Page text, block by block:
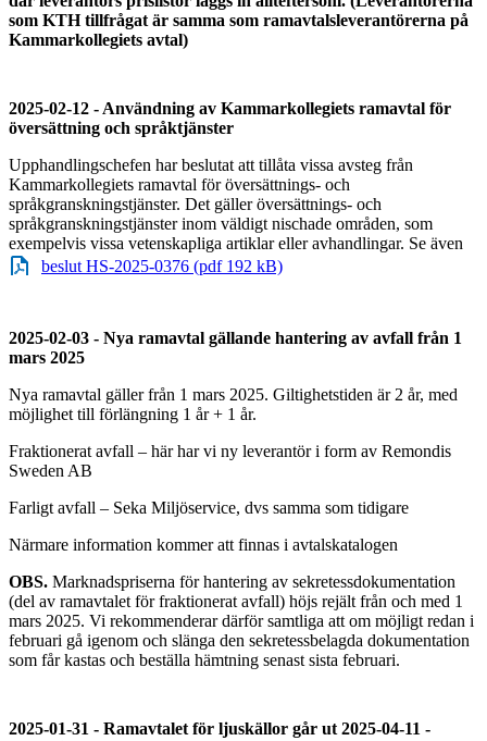
som KTH tillfrågat är samma som ramavtalsleverantörerna på
Kammarkollegiets avtal)
2025-02-12 - Användning av Kammarkollegiets ramavtal för
översättning och språktjänster
Upphandlingschefen har beslutat att tillåta vissa avsteg från
Kammarkollegiets ramavtal för översättnings- och
språkgranskningstjänster. Det gäller översättnings- och
språkgranskningstjänster inom väldigt nischade områden, som
exempelvis vissa vetenskapliga artiklar eller avhandlingar. Se även
beslut HS-2025-0376 (pdf 192 kB)
2025-02-03 - Nya ramavtal gällande hantering av avfall från 1
mars 2025
Nya ramavtal gäller från 1 mars 2025. Giltighetstiden är 2 år, med
möjlighet till förlängning 1 år + 1 år.
Fraktionerat avfall – här har vi ny leverantör i form av Remondis
Sweden AB
Farligt avfall – Seka Miljöservice, dvs samma som tidigare
Närmare information kommer att finnas i avtalskatalogen
OBS. Marknadspriserna för hantering av sekretessdokumentation
(del av ramavtalet för fraktionerat avfall) höjs rejält från och med 1
mars 2025. Vi rekommenderar därför samtliga att om möjligt redan i
februari gå igenom och slänga den sekretessbelagda dokumentation
som får kastas och beställa hämtning senast sista februari.
2025-01-31 - Ramavtalet för ljuskällor går ut 2025-04-11 -